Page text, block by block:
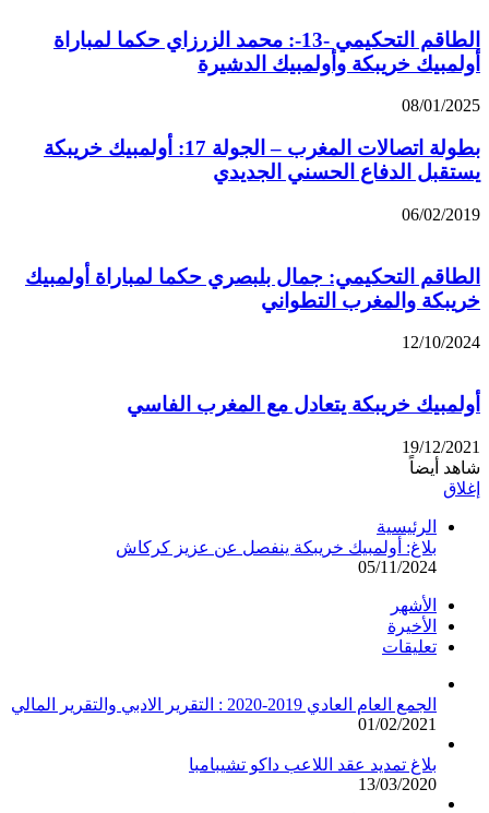
الطاقم التحكيمي -13-: محمد الزرزاي حكما لمباراة
أولمبيك خريبكة وأولمبيك الدشيرة
08/01/2025
بطولة اتصالات المغرب – الجولة 17: أولمبيك خريبكة
يستقبل الدفاع الحسني الجديدي
06/02/2019
الطاقم التحكيمي: جمال بلبصري حكما لمباراة أولمبيك
خريبكة والمغرب التطواني
12/10/2024
أولمبيك خريبكة يتعادل مع المغرب الفاسي
19/12/2021
شاهد أيضاً
إغلاق
الرئيسية
بلاغ: أولمبيك خريبكة ينفصل عن عزيز كركاش
05/11/2024
الأشهر
الأخيرة
تعليقات
الجمع العام العادي 2019-2020 : التقرير الادبي والتقرير المالي
01/02/2021
بلاغ تمديد عقد اللاعب داكو تشيبامبا
13/03/2020